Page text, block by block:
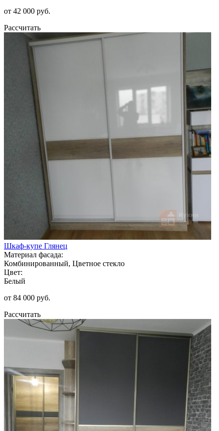
от 42 000 руб.
Рассчитать
Шкаф-купе Глянец
Материал фасада:
Комбинированный, Цветное стекло
Цвет:
Белый
от 84 000 руб.
Рассчитать